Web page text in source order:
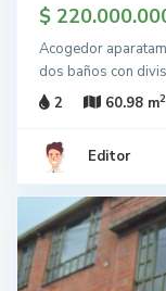
$
Acogedor
dos baños con
2
60.98 m2
Editor